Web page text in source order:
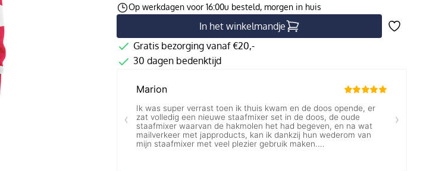
Op werkdagen voor 16:00u besteld, morgen in huis
In het winkelmandje
Gratis bezorging vanaf €20,-
30 dagen bedenktijd